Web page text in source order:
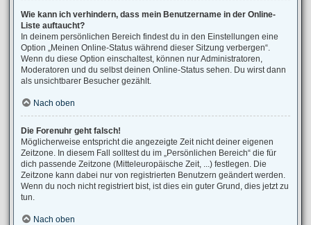
Wie kann ich verhindern, dass mein Benutzername in der Online-
Liste auftaucht?
In deinem persönlichen Bereich findest du in den Einstellungen eine
Option „Meinen Online-Status während dieser Sitzung verbergen“.
Wenn du diese Option einschaltest, können nur Administratoren,
Moderatoren und du selbst deinen Online-Status sehen. Du wirst dann
als unsichtbarer Besucher gezählt.
Nach oben
Die Forenuhr geht falsch!
Möglicherweise entspricht die angezeigte Zeit nicht deiner eigenen
Zeitzone. In diesem Fall solltest du im „Persönlichen Bereich“ die für
dich passende Zeitzone (Mitteleuropäische Zeit, ...) festlegen. Die
Zeitzone kann dabei nur von registrierten Benutzern geändert werden.
Wenn du noch nicht registriert bist, ist dies ein guter Grund, dies jetzt zu
tun.
Nach oben